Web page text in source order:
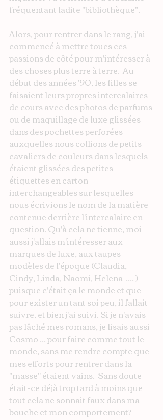
fréquentant ladite "bibliothèque".
Alors, pour rentrer dans le rang, j'ai
commencé à mettre toues ces
passions de côté pour m'intéresser à
des choses plus terre à terre.  Au
début des années '90, les filles se
faisaient leurs propres intercalaires
de cours avec des photos de parfums
ou de maquillage de luxe glissées
dans des pochettes perforées
auxquelles nous collions de petits
cavaliers de couleurs dans lesquels
étaient glissées des petites
étiquettes en carton
interchangeables sur lesquelles
nous écrivions le nom de la matière
contenue derrière l'intercalaire en
question. Qu'à cela ne tienne, moi
aussi j'allais m'intéresser aux
marques de luxe, aux taupes
modèles de l'époque (Claudia,
Cindy, Linda, Naomi, Helena  .... )
puisque c'était ça le monde et que
pour exister un tant soi peu, il fallait
suivre, et bien j'ai suivi. Si je n'avais
pas lâché mes romans, je lisais aussi
Cosmo ... pour faire comme tout le
monde, sans me rendre compte que
mes efforts pour rentrer dans la
"masse" étaient vains.  Sans doute
était-ce déjà trop tard à moins que
tout cela ne sonnait faux dans ma
bouche et mon comportement?